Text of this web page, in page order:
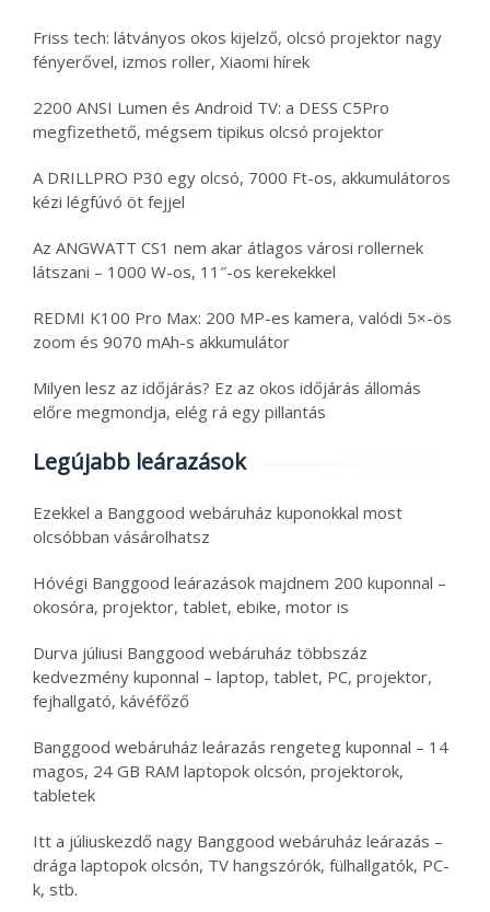
Friss tech: látványos okos kijelző, olcsó projektor nagy
fényerővel, izmos roller, Xiaomi hírek
2200 ANSI Lumen és Android TV: a DESS C5Pro
megfizethető, mégsem tipikus olcsó projektor
A DRILLPRO P30 egy olcsó, 7000 Ft-os, akkumulátoros
kézi légfúvó öt fejjel
Az ANGWATT CS1 nem akar átlagos városi rollernek
látszani – 1000 W-os, 11″-os kerekekkel
REDMI K100 Pro Max: 200 MP-es kamera, valódi 5×-ös
zoom és 9070 mAh-s akkumulátor
Milyen lesz az időjárás? Ez az okos időjárás állomás
előre megmondja, elég rá egy pillantás
Legújabb leárazások
Ezekkel a Banggood webáruház kuponokkal most
olcsóbban vásárolhatsz
Hóvégi Banggood leárazások majdnem 200 kuponnal –
okosóra, projektor, tablet, ebike, motor is
Durva júliusi Banggood webáruház többszáz
kedvezmény kuponnal – laptop, tablet, PC, projektor,
fejhallgató, kávéfőző
Banggood webáruház leárazás rengeteg kuponnal – 14
magos, 24 GB RAM laptopok olcsón, projektorok,
tabletek
Itt a júliuskezdő nagy Banggood webáruház leárazás –
drága laptopok olcsón, TV hangszórók, fülhallgatók, PC-
k, stb.